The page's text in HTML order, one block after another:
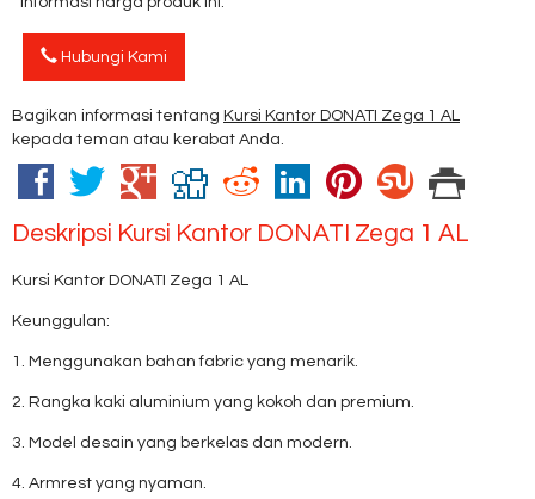
Hubungi Kami
Bagikan informasi tentang Kursi Kantor DONATI Zega 1 AL
kepada teman atau kerabat Anda.
Deskripsi Kursi Kantor DONATI Zega 1 AL
Kursi Kantor DONATI Zega 1 AL
Keunggulan:
1. Menggunakan bahan fabric yang menarik.
2. Rangka kaki aluminium yang kokoh dan premium.
3. Model desain yang berkelas dan modern.
4. Armrest yang nyaman.